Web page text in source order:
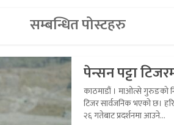
सम्बन्धित पोस्टहरु
पेन्सन पट्टा
काठमाडौं । माओत्से गुरुङको
टिजर सार्वजनिक भएको छ।
२६ गतेबाट प्रदर्शनमा आउने...